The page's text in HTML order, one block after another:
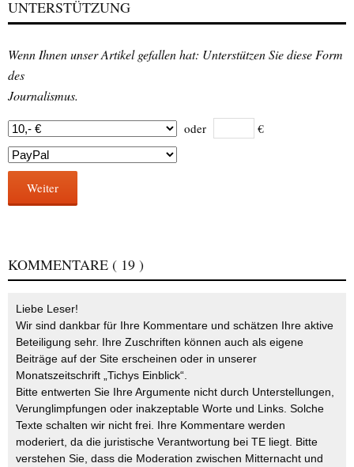
UNTERSTÜTZUNG
Wenn Ihnen unser Artikel gefallen hat: Unterstützen Sie diese Form
des
Journalismus.
oder €
Weiter
KOMMENTARE ( 19 )
Liebe Leser!
Wir sind dankbar für Ihre Kommentare und schätzen Ihre aktive
Beteiligung sehr. Ihre Zuschriften können auch als eigene
Beiträge auf der Site erscheinen oder in unserer
Monatszeitschrift „Tichys Einblick“.
Bitte entwerten Sie Ihre Argumente nicht durch Unterstellungen,
Verunglimpfungen oder inakzeptable Worte und Links. Solche
Texte schalten wir nicht frei. Ihre Kommentare werden
moderiert, da die juristische Verantwortung bei TE liegt. Bitte
verstehen Sie, dass die Moderation zwischen Mitternacht und